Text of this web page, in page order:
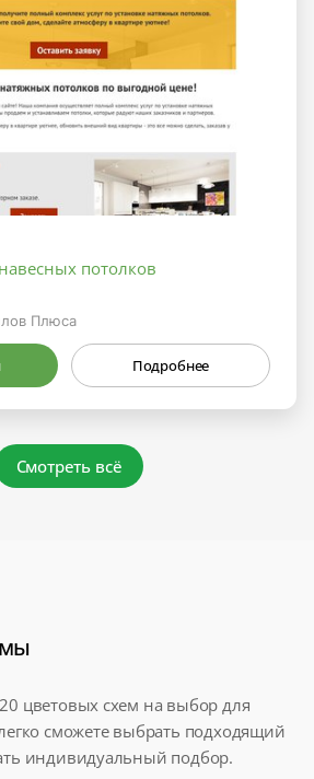
потолков
Плюса
Подробнее
Смотреть всё
цветовых схем на выбор для
сможете выбрать подходящий
индивидуальный подбор.